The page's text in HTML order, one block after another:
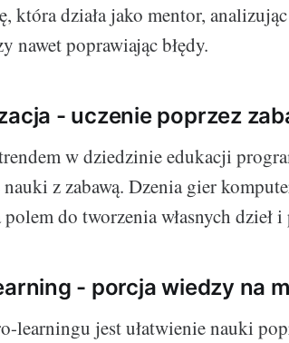
która działa jako mentor,
nawet poprawiając błędy.
- uczenie poprzez
w dziedzinie edukacji
nauki z zabawą. Dzenia gier
do tworzenia własnych dzieł
- porcja wiedzy na
learningu jest ułatwienie nauki